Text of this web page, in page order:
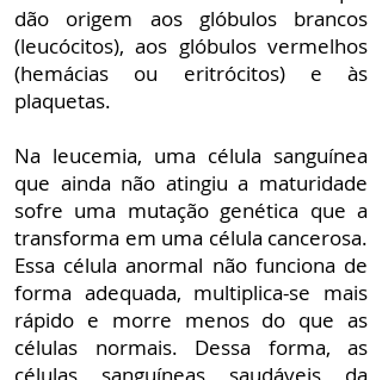
dão origem aos glóbulos brancos
(leucócitos), aos glóbulos vermelhos
(hemácias ou eritrócitos) e às
plaquetas.
Na leucemia, uma célula sanguínea
que ainda não atingiu a maturidade
sofre uma mutação genética que a
transforma em uma célula cancerosa.
Essa célula anormal não funciona de
forma adequada, multiplica-se mais
rápido e morre menos do que as
células normais. Dessa forma, as